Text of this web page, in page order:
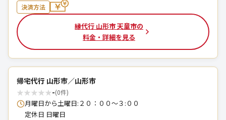
決済方法
縁代行 山形市 天童市の
料金・詳細を見る
帰宅代行 山形市／山形市
★★★★★-(0件)
月曜日から土曜日:２０：００〜３:００
定休日 日曜日